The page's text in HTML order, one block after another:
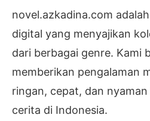
novel.azkadina.com
digital yang menyajikan
dari berbagai genre. Kami
memberikan pengalaman
ringan, cepat, dan
cerita di Indonesia.